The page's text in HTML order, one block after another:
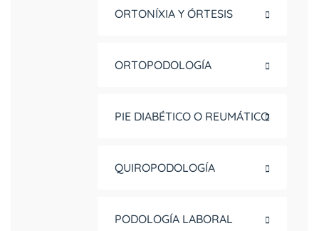
ORTONÍXIA Y ÓRTESIS
ORTOPODOLOGÍA
PIE DIABÉTICO O REUMÁTICO
QUIROPODOLOGÍA
PODOLOGÍA LABORAL